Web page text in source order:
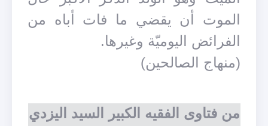
الموت أن يقضي ما فات أباه من
الفرائض اليوميّة وغيرها.
(منهاج الصالحين)
من فتاوى الفقيه الكبير السيد اليزدي